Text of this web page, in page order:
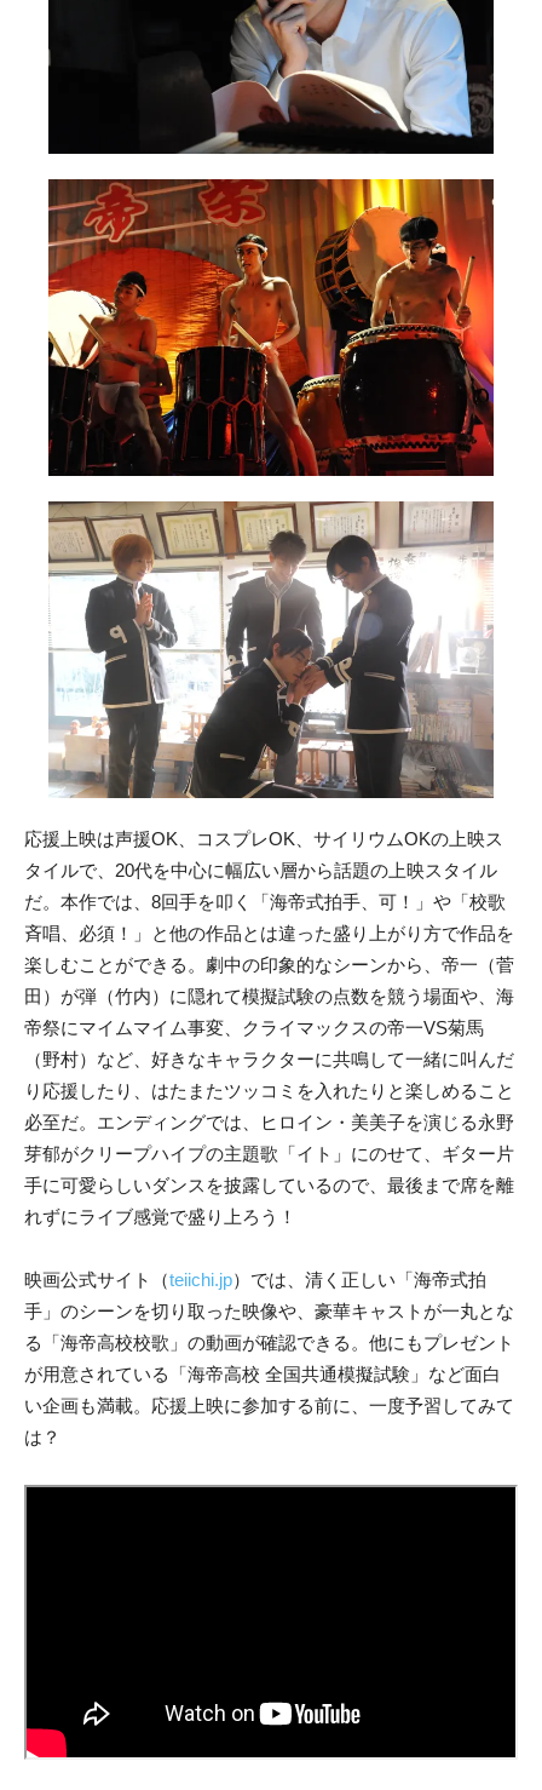
応援上映は声援OK、コスプレOK、サイリウムOKの上映ス
タイルで、20代を中心に幅広い層から話題の上映スタイル
だ。本作では、8回手を叩く「海帝式拍手、可！」や「校歌
斉唱、必須！」と他の作品とは違った盛り上がり方で作品を
楽しむことができる。劇中の印象的なシーンから、帝一（菅
田）が弾（竹内）に隠れて模擬試験の点数を競う場面や、海
帝祭にマイムマイム事変、クライマックスの帝一VS菊馬
（野村）など、好きなキャラクターに共鳴して一緒に叫んだ
り応援したり、はたまたツッコミを入れたりと楽しめること
必至だ。エンディングでは、ヒロイン・美美子を演じる永野
芽郁がクリープハイプの主題歌「イト」にのせて、ギター片
手に可愛らしいダンスを披露しているので、最後まで席を離
れずにライブ感覚で盛り上ろう！
映画公式サイト（teiichi.jp）では、清く正しい「海帝式拍
手」のシーンを切り取った映像や、豪華キャストが一丸とな
る「海帝高校校歌」の動画が確認できる。他にもプレゼント
が用意されている「海帝高校 全国共通模擬試験」など面白
い企画も満載。応援上映に参加する前に、一度予習してみて
は？